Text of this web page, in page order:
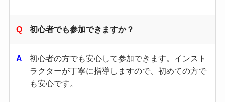
初心者でも参加できますか？
初心者の方でも安心して参加できます。​インスト
ラクターが丁寧に指導しますので、初めての方で
も安心です。